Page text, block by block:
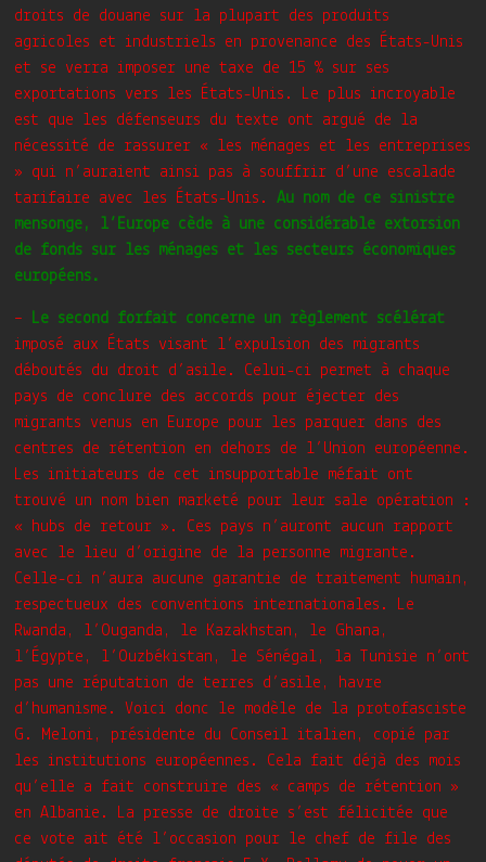
droits de douane sur la plupart des produits
agricoles et industriels en provenance des États-Unis
et se verra imposer une taxe de 15 % sur ses
exportations vers les États-Unis. Le plus incroyable
est que les défenseurs du texte ont argué de la
nécessité de rassurer « les ménages et les entreprises
» qui n’auraient ainsi pas à souffrir d’une escalade
tarifaire avec les États-Unis.Au nom de ce sinistre
mensonge, l’Europe cède à une considérable extorsion
de fonds sur les ménages et les secteurs économiques
européens.
– Le second forfait concerne un règlement scélérat
imposé aux États visant l’expulsion des migrants
déboutés du droit d’asile. Celui-ci permet à chaque
pays de conclure des accords pour éjecter des
migrants venus en Europe pour les parquer dans des
centres de rétention en dehors de l’Union européenne.
Les initiateurs de cet insupportable méfait ont
trouvé un nom bien marketé pour leur sale opération :
« hubs de retour ». Ces pays n’auront aucun rapport
avec le lieu d’origine de la personne migrante.
Celle-ci n’aura aucune garantie de traitement humain,
respectueux des conventions internationales. Le
Rwanda, l’Ouganda, le Kazakhstan, le Ghana,
l’Égypte, l’Ouzbékistan, le Sénégal, la Tunisie n’ont
pas une réputation de terres d’asile, havre
d’humanisme. Voici donc le modèle de la protofasciste
G. Meloni, présidente du Conseil italien, copié par
les institutions européennes. Cela fait déjà des mois
qu’elle a fait construire des « camps de rétention »
en Albanie. La presse de droite s’est félicitée que
ce vote ait été l’occasion pour le chef de file des